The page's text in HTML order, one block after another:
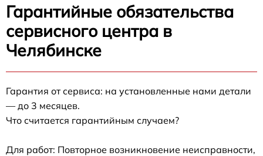
Гарантийные обязательства
сервисного центра в
Челябинске
Гарантия от сервиса: на установленные нами детали
— до 3 месяцев.
Что считается гарантийным случаем?
Для работ: Повторное возникновение неисправности,